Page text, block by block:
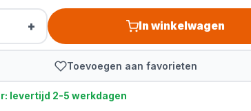
+ In winkelwagen
Toevoegen aan favorieten
levertijd 2-5 werkdagen